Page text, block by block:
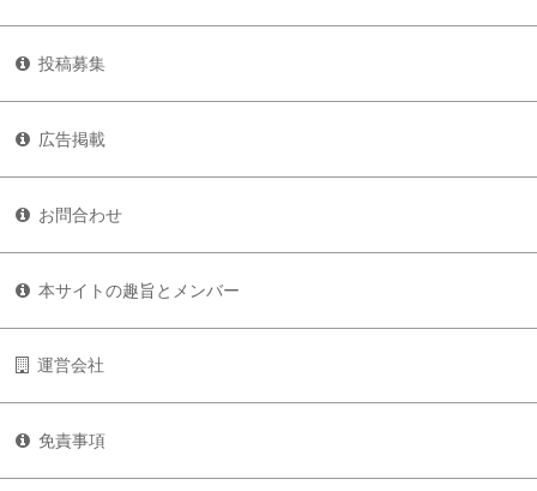
投稿募集
広告掲載
お問合わせ
本サイトの趣旨とメンバー
運営会社
免責事項